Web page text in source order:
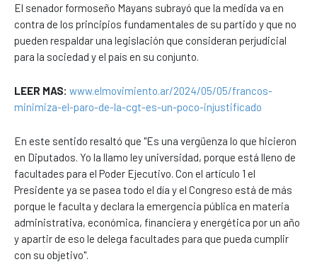
El senador formoseño Mayans subrayó que la medida va en
contra de los principios fundamentales de su partido y que no
pueden respaldar una legislación que consideran perjudicial
para la sociedad y el país en su conjunto.
LEER MAS: www.elmovimiento.ar/2024/05/05/francos-
minimiza-el-paro-de-la-cgt-es-un-poco-injustificado
En este sentido resaltó que "Es una vergüenza lo que hicieron
en Diputados. Yo la llamo ley universidad, porque está lleno de
facultades para el Poder Ejecutivo. Con el artículo 1 el
Presidente ya se pasea todo el día y el Congreso está de más
porque le faculta y declara la emergencia pública en materia
administrativa, económica, financiera y energética por un año
y apartir de eso le delega facultades para que pueda cumplir
con su objetivo".